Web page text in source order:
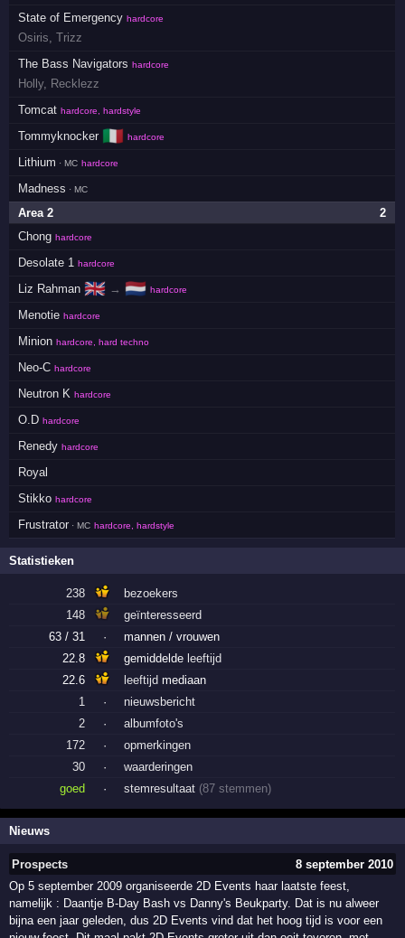
State of Emergency hardcore
Osiris ,Trizz
The Bass Navigators hardcore
Holly, Recklezz
Tomcat hardcore, hardstyle
Tommyknocker 🇮🇹 hardcore
Lithium · MC hardcore
Madness · MC
2
Area 2
Chong hardcore
Desolate 1 hardcore
Liz Rahman 🇬🇧 → 🇳🇱 hardcore
Menotie hardcore
Minion hardcore, hard techno
Neo-C hardcore
Neutron K hardcore
O.D hardcore
Renedy hardcore
Royal
Stikko hardcore
Frustrator · MC hardcore, hardstyle
Statistieken
238
bezoekers
148
geïnteresseerd
63 / 31
·
mannen / vrouwen
22.8
gemiddelde leeftijd
22.6
leeftijd mediaan
1
·
nieuwsbericht
2
·
albumfoto's
172
·
opmerkingen
30
·
waarderingen
goed
· stemresultaat (87 stemmen)
Nieuws
Prospects
8 september 2010
Op 5 september 2009 organiseerde 2D Events haar laatste feest,
namelijk : Daantje B-Day Bash vs Danny's Beukparty. Dat is nu alweer
bijna een jaar geleden, dus 2D Events vind dat het hoog tijd is voor een